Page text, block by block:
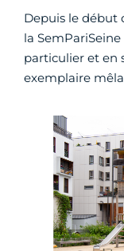
Depuis le début
la
particulier et en
exemplaire